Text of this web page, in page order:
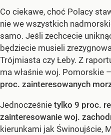
Co ciekawe, choć Polacy
nie we wszystkich
samo. Jeśli zechcecie
będziecie musieli
Trójmiasta czy Łeby. Z
ma właśnie woj. Pomorskie –
proc. zainteresowanych
Jednocześnie tylko 9 proc.
zainteresowanie woj.
kierunkami jak Świnoujście,